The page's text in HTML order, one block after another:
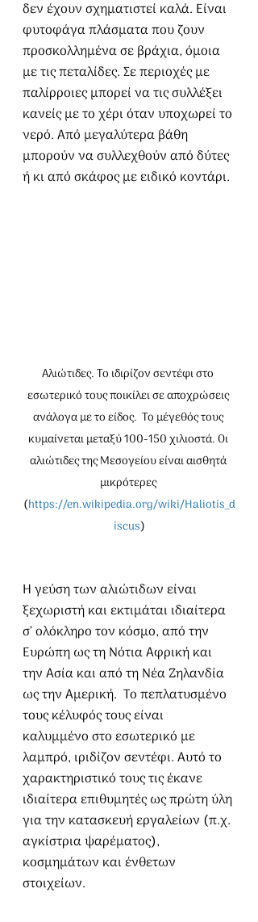
δεν έχουν σχηματιστεί καλά. Είναι
φυτοφάγα πλάσματα που ζουν
προσκολλημένα σε βράχια, όμοια
με τις πεταλίδες. Σε περιοχές με
παλίρροιες μπορεί να τις συλλέξει
κανείς με το χέρι όταν υποχωρεί το
νερό. Από μεγαλύτερα βάθη
μπορούν να συλλεχθούν από δύτες
ή κι από σκάφος με ειδικό κοντάρι.
Αλιώτιδες. Το ιδιρίζον σεντέφι στο
εσωτερικό τους ποικίλει σε αποχρώσεις
ανάλογα με το είδος.  Το μέγεθός τους
κυμαίνεται μεταξύ 100-150 χιλιοστά. Οι
αλιώτιδες της Μεσογείου είναι αισθητά
μικρότερες
(https://en.wikipedia.org/wiki/Haliotis_d
iscus)
Η γεύση των αλιώτιδων είναι
ξεχωριστή και εκτιμάται ιδιαίτερα
σ’ ολόκληρο τον κόσμο, από την
Ευρώπη ως τη Νότια Αφρική και
την Ασία και από τη Νέα Ζηλανδία
ως την Αμερική.  Το πεπλατυσμένο
τους κέλυφός τους είναι
καλυμμένο στο εσωτερικό με
λαμπρό, ιριδίζον σεντέφι. Αυτό το
χαρακτηριστικό τους τις έκανε
ιδιαίτερα επιθυμητές ως πρώτη ύλη
για την κατασκευή εργαλείων (π.χ.
αγκίστρια ψαρέματος),
κοσμημάτων και ένθετων
στοιχείων.